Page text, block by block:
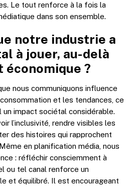
Le tout renforce à la fois la
dans son ensemble.
notre industrie a
à jouer, au-delà
économique ?
nous communiquons influence
et les tendances, ce
un impact sociétal considérable.
l’inclusivité, rendre visibles les
des histoires qui rapprochent
en planification média, nous
: réfléchir consciemment à
ou tel canal renforce un
et équilibré. Il est encourageant